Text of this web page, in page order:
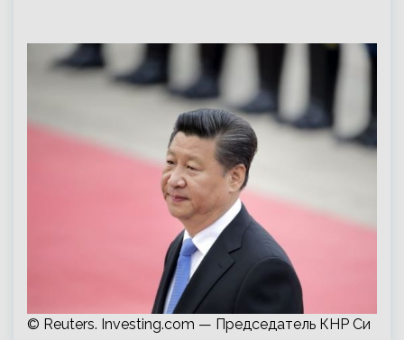
© Reuters. Investing.com — Председатель КНР Си